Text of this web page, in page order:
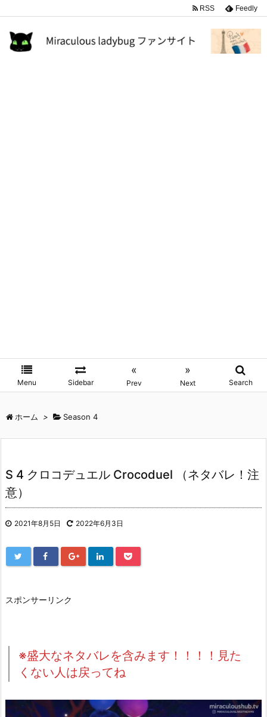
Menu Sidebar
«
Prev
»
Next Search
RSS Feedly
ホーム > Season 4
S 4 クロコデュエル Crocoduel （ネタバレ！注
意）
2021年8月5日 2022年6月3日
スポンサーリンク
※盛大なネタバレを含みます！！！！見た
くない人は戻ってね